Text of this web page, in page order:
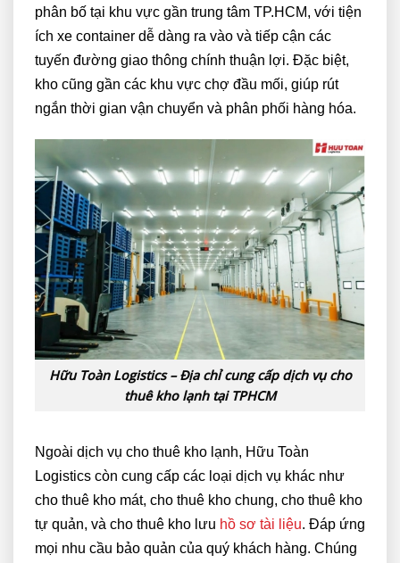
phân bố tại khu vực gần trung tâm TP.HCM, với tiện
ích xe container dễ dàng ra vào và tiếp cận các
tuyến đường giao thông chính thuận lợi. Đặc biệt,
kho cũng gần các khu vực chợ đầu mối, giúp rút
ngắn thời gian vận chuyển và phân phối hàng hóa.
Hữu Toàn Logistics – Địa chỉ cung cấp dịch vụ cho
thuê kho lạnh tại TPHCM
Ngoài dịch vụ cho thuê kho lạnh, Hữu Toàn
Logistics còn cung cấp các loại dịch vụ khác như
cho thuê kho mát, cho thuê kho chung, cho thuê kho
tự quản, và cho thuê kho lưu hồ sơ tài liệu. Đáp ứng
mọi nhu cầu bảo quản của quý khách hàng. Chúng